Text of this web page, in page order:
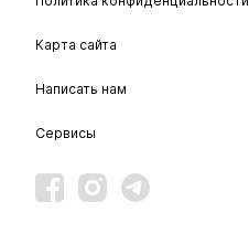
Карта сайта
Написать нам
Сервисы